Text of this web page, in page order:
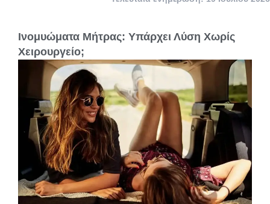
Ινομυώματα Μήτρας: Υπάρχει Λύση Χωρίς
Χειρουργείο;